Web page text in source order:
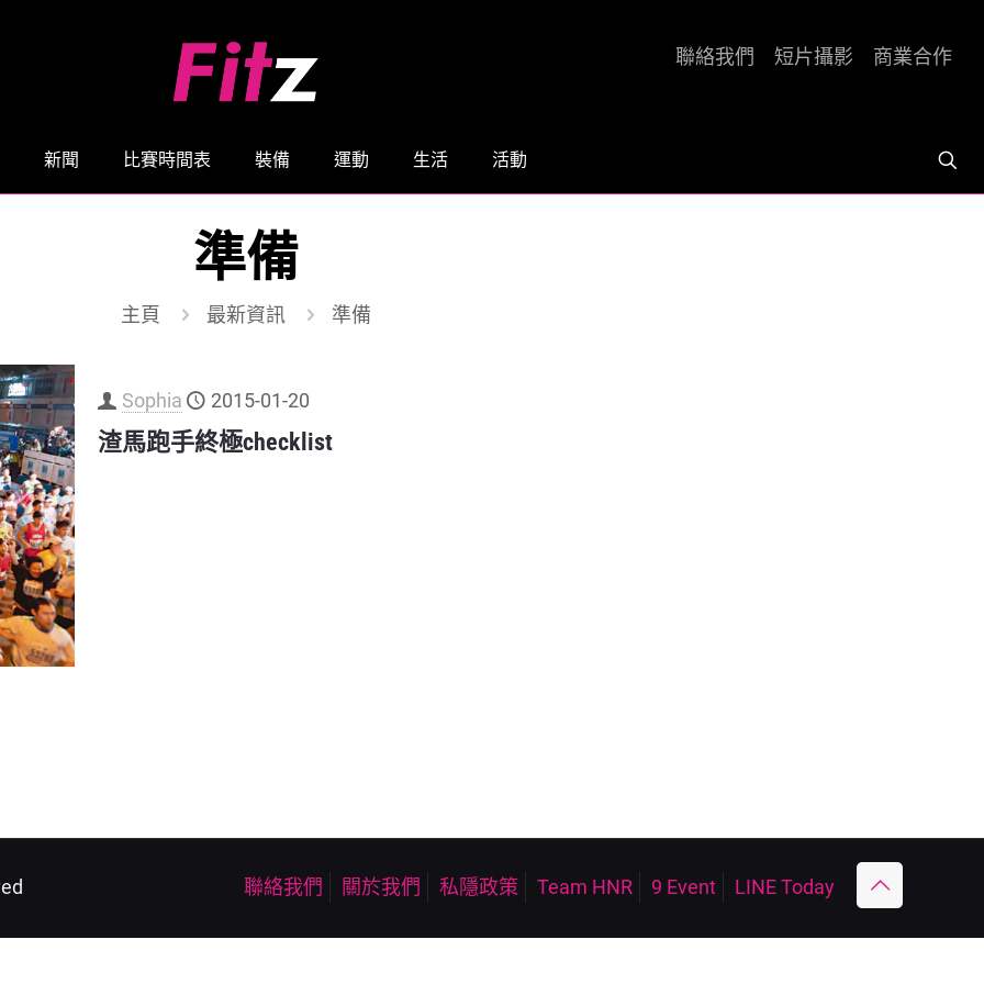
新聞 比賽時間表 裝備 運動 生活 活動
聯絡我們 短片攝影 商業合作
準備
主頁 最新資訊 準備
Sophia 2015-01-20
渣馬跑手終極checklist
聯絡我們 關於我們 私隱政策 Team HNR 9 Event LINE Today